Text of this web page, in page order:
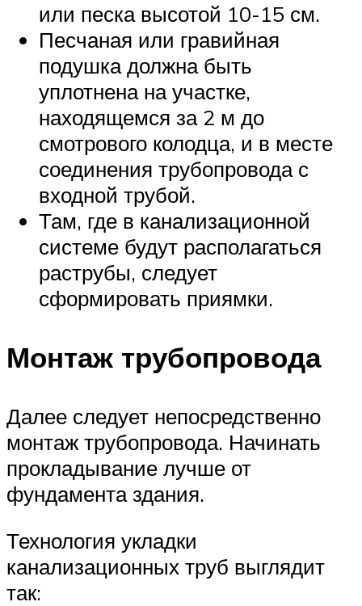
или песка высотой 10-15 см.
Песчаная или гравийная
подушка должна быть
уплотнена на участке,
находящемся за 2 м до
смотрового колодца, и в месте
соединения трубопровода с
входной трубой.
Там, где в канализационной
системе будут располагаться
раструбы, следует
сформировать приямки.
Монтаж трубопровода
Далее следует непосредственно
монтаж трубопровода. Начинать
прокладывание лучше от
фундамента здания.
Технология укладки
канализационных труб выглядит
так: